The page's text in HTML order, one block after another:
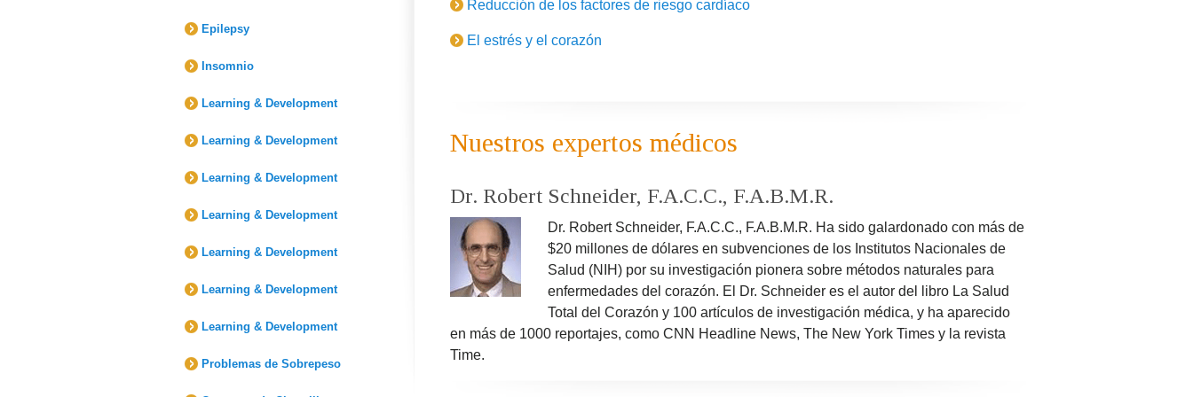
Epilepsy
Insomnio
Learning & Development
Learning & Development
Learning & Development
Learning & Development
Learning & Development
Learning & Development
Learning & Development
Problemas de Sobrepeso
tienen mejoras significativas en la insuficiencia cardíaca. Esto lo demostraron con una
los grupos control que recibían educación para lasalud.
y mental de pacientes con insuficiencia cardíaca. Este es un descubrimiento médico
Científica Relacionada
Reducción de los factores de riesgo cardíaco
El estrés y el corazón
Nuestros expertos médicos
Dr. Robert Schneider, F.A.C.C., F.A.B.M.R.
Dr. Robert Schneider, F.A.C.C., F.A.B.M.R. Ha sido galardonado con más de
$20 millones de dólares en subvenciones de los Institutos Nacionales de
Salud (NIH) por su investigación pionera sobre métodos naturales para
enfermedades del corazón. El Dr. Schneider es el autor del libro La Salud
Total del Corazón y 100 artículos de investigación médica, y ha aparecido
en más de 1000 reportajes, como CNN Headline News, The New York Times y la revista
Time.